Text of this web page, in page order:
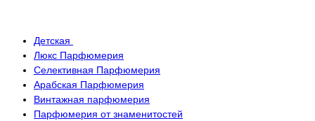
Детская
Люкс Парфюмерия
Селективная Парфюмерия
Арабская Парфюмерия
Винтажная парфюмерия
Парфюмерия от знаменитостей